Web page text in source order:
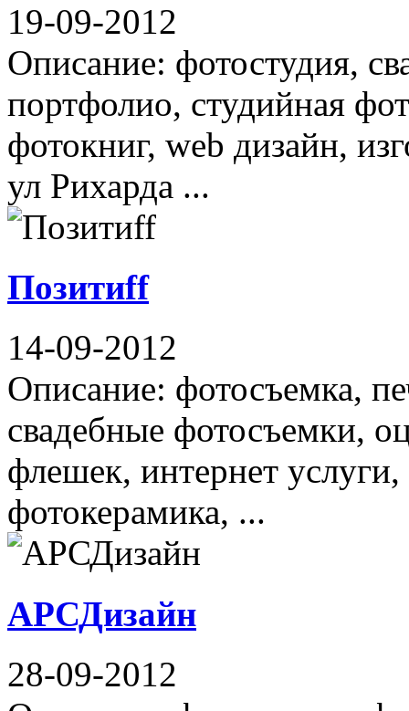
19-09-2012
Описание: фотостудия,
портфолио, студийная
фотокниг, web дизайн,
ул Рихарда ...
Позитиff
14-09-2012
Описание: фотосъемка,
свадебные фотосъемки,
флешек, интернет
фотокерамика, ...
АРСДизайн
28-09-2012